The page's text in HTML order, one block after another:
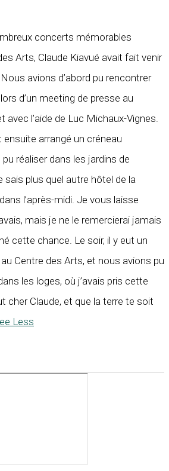
concerts mémorables
Arts, Claude Kiavué avait fait venir
avions d’abord pu rencontrer
d’un meeting de presse au
avec l’aide de Luc Michaux-Vignes.
ensuite arrangé un créneau
pu réaliser dans les jardins de
sais plus quel autre hôtel de la
l’après-midi. Je vous laisse
mais je ne le remercierai jamais
cette chance. Le soir, il y eut un
Centre des Arts, et nous avions pu
les loges, où j’avais pris cette
cher Claude, et que la terre te soit
Less